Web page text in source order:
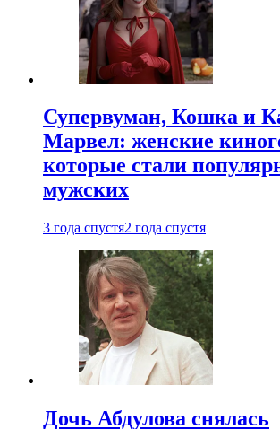
Супервуман, Кошка и
Марвел: женские
которые стали
мужских
3 года спустя2 года спустя
Дочь Абдулова снялась